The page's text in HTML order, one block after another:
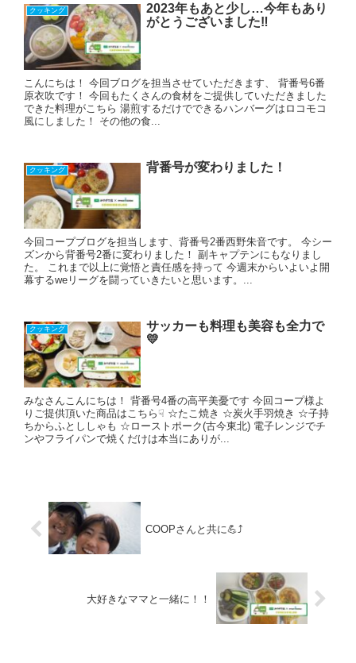
クッキング
2023年もあと少し…今年もあり
がとうございました‼
こんにちは！ 今回ブログを担当させていただきます、 背番号6番
原衣吹です！ 今回もたくさんの食材をご提供していただきました
できた料理がこちら 湯煎するだけでできるハンバーグはロコモコ
風にしました！ その他の食...
クッキング 背番号が変わりました！
今回コープブログを担当します、背番号2番西野朱音です。 今シー
ズンから背番号2番に変わりました！ 副キャプテンにもなりまし
た。 これまで以上に覚悟と責任感を持って 今週末からいよいよ開
幕するweリーグを闘っていきたいと思います。...
クッキング
サッカーも料理も美容も全力で
💛
みなさんこんにちは！ 背番号4番の高平美憂です 今回コープ様よ
りご提供頂いた商品はこちら☟ ☆たこ焼き ☆炭火手羽焼き ☆子持
ちからふとししゃも ☆ローストポーク(古今東北) 電子レンジでチ
ンやフライパンで焼くだけは本当にありが...
COOPさんと共に︎💪⤴️
大好きなママと一緒に！！